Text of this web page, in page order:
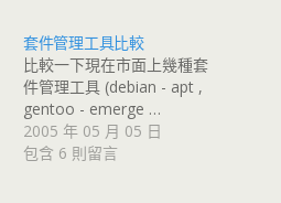
套件管理工具比較
比較一下現在市面上幾種套
件管理工具 (debian - apt ,
gentoo - emerge …
2005 年 05 月 05 日
包含 6 則留言